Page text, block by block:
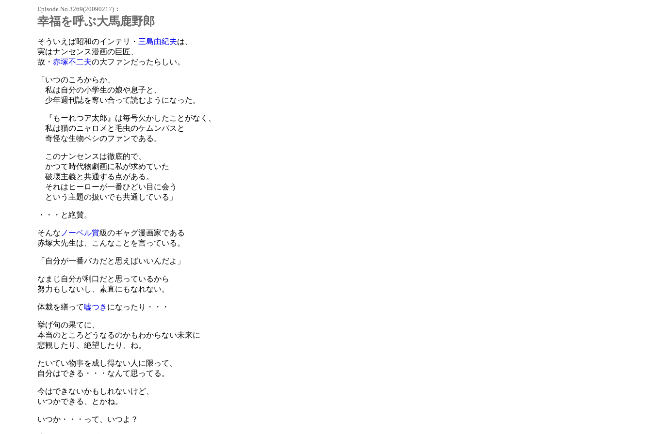
Episode No.3269(20090217)：
幸福を呼ぶ大馬鹿野郎
そういえば昭和のインテリ・ 三島由紀夫は、
実はナンセンス漫画の巨匠、
故・ 赤塚不二夫の大ファンだったらしい。
「いつのころからか、
私は自分の小学生の娘や息子と、
少年週刊誌を奪い合って読むようになった。
『もーれつア太郎』は毎号欠かしたことがなく、
私は猫のニャロメと毛虫のケムンパスと
奇怪な生物ベシのファンである。
このナンセンスは徹底的で、
かつて時代物劇画に私が求めていた
破壊主義と共通する点がある。
それはヒーローが一番ひどい目に会う
という主題の扱いでも共通している」
・・・と絶賛。
そんな ノーベル賞級のギャグ漫画家である
赤塚大先生は、こんなことを言っている。
「自分が一番バカだと思えばいいんだよ」
なまじ自分が利口だと思っているから
努力もしないし、素直にもなれない。
体裁を繕って嘘つき になったり・・・
挙げ句の果てに、
本当のところどうなるのかもわからない未来に
悲観したり、絶望したり、ね。
たいてい物事を成し得ない人に限って、
自分はできる・・・なんて思ってる。
今はできないかもしれないけど、
いつかできる、とかね。
いつか・・・って、いつよ？